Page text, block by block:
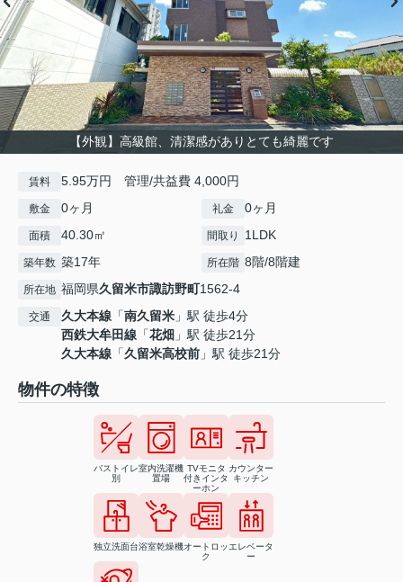
【外観】高級館、清潔感がありとても綺麗です
賃料 5.95万円 管理/共益費 4,000円
敷金 0ヶ月 礼金 0ヶ月
面積 40.30㎡ 間取り 1LDK
築年数 築17年 所在階 8階/8階建
所在地 福岡県久留米市諏訪野町1562-4
交通 久大本線 「南久留米 」駅 徒歩4分
西鉄大牟田線 「花畑 」駅 徒歩21分
久大本線 「久留米高校前 」駅 徒歩21分
物件の特徴
バストイレ
別
室内洗濯機
置場
TVモニタ
付きインタ
ーホン
カウンター
キッチン
独立洗面台浴室乾燥機オートロッ
ク
エレベータ
ー